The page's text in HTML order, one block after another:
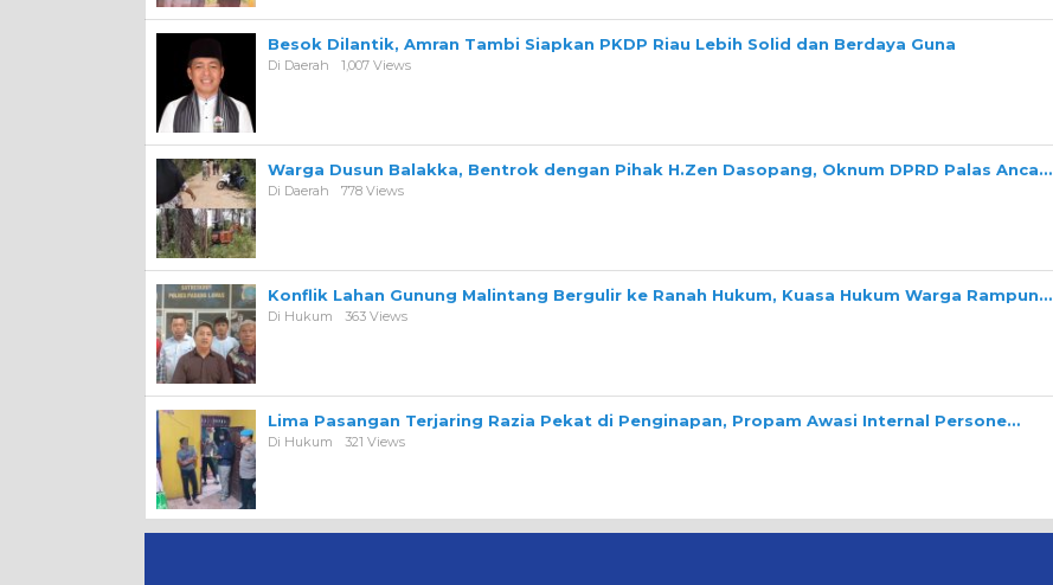
Besok Dilantik, Amran Tambi Siapkan PKDP Riau Lebih Solid dan Berdaya Guna
Di Daerah 1,007 Views
Warga Dusun Balakka, Bentrok dengan Pihak H.Zen Dasopang, Oknum DPRD Palas Anca…
Di Daerah 778 Views
Konflik Lahan Gunung Malintang Bergulir ke Ranah Hukum, Kuasa Hukum Warga Rampun…
Di Hukum 363 Views
Lima Pasangan Terjaring Razia Pekat di Penginapan, Propam Awasi Internal Persone…
Di Hukum 321 Views